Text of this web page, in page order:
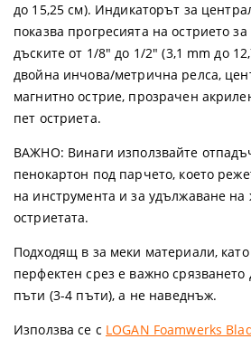
до 15,25 см). Индикаторът за
показва прогресията на острието
дъските от 1/8" до 1/2" (3,1 mm до
двойна инчова/метрична релса,
магнитно острие, прозрачен
пет остриета.
ВАЖНО: Винаги използвайте
пенокартон под парчето, което
на инструмента и за удължаване на
остриетата.
Подходящ в за меки материали,
перфектен срез е важно срязването
пъти (3-4 пъти), а не наведнъж.
Използва се с LOGAN Foamwerks